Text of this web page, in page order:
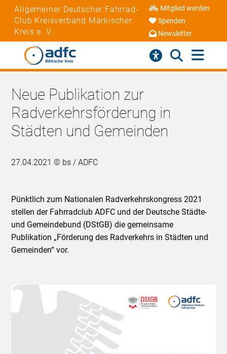
Allgemeiner Deutscher Fahrrad-
Club Kreisverband Märkischer
Kreis e. V.
Mitglied werden
Spenden
Newsletter
Neue Publikation zur
Radverkehrsförderung in
Städten und Gemeinden
27.04.2021 © bs / ADFC
Pünktlich zum Nationalen Radverkehrskongress 2021
stellen der Fahrradclub ADFC und der Deutsche Städte-
und Gemeindebund (DStGB) die gemeinsame
Publikation „Förderung des Radverkehrs in Städten und
Gemeinden“ vor.